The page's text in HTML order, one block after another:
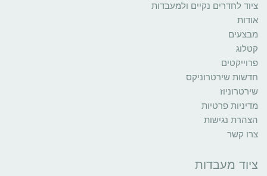
ציוד לחדרים נקיים ולמעבדות
אודות
מבצעים
קטלוג
פרוייקטים
חדשות שירטרוניקס
שירטרוניוז
מדיניות פרטיות
הצהרת נגישות
צרו קשר
ציוד מעבדות